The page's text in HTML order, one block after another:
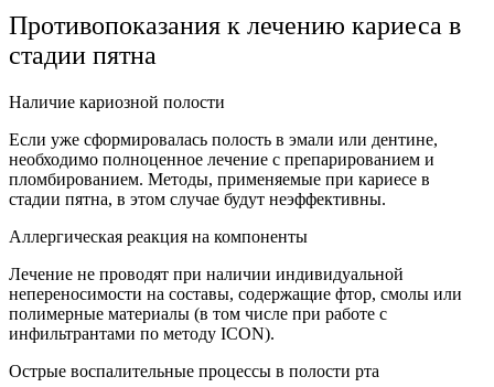
Противопоказания к лечению кариеса в
стадии пятна
Наличие кариозной полости
Если уже сформировалась полость в эмали или дентине,
необходимо полноценное лечение с препарированием и
пломбированием. Методы, применяемые при кариесе в
стадии пятна, в этом случае будут неэффективны.
Аллергическая реакция на компоненты
Лечение не проводят при наличии индивидуальной
непереносимости на составы, содержащие фтор, смолы или
полимерные материалы (в том числе при работе с
инфильтрантами по методу ICON).
Острые воспалительные процессы в полости рта